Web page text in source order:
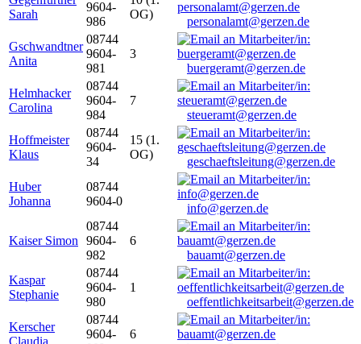
Sarah
9604-
986
OG)
personalamt@gerzen.de
Gschwandtner
Anita
08744
9604-
981
3
buergeramt@gerzen.de
Helmhacker
Carolina
08744
9604-
984
7
steueramt@gerzen.de
Hoffmeister
Klaus
08744
9604-
34
15 (1.
OG)
geschaeftsleitung@gerzen.de
Huber
Johanna
08744
9604-0
info@gerzen.de
Kaiser Simon
08744
9604-
982
6
bauamt@gerzen.de
Kaspar
Stephanie
08744
9604-
980
1
oeffentlichkeitsarbeit@gerzen.de
Kerscher
Claudia
08744
9604-
6